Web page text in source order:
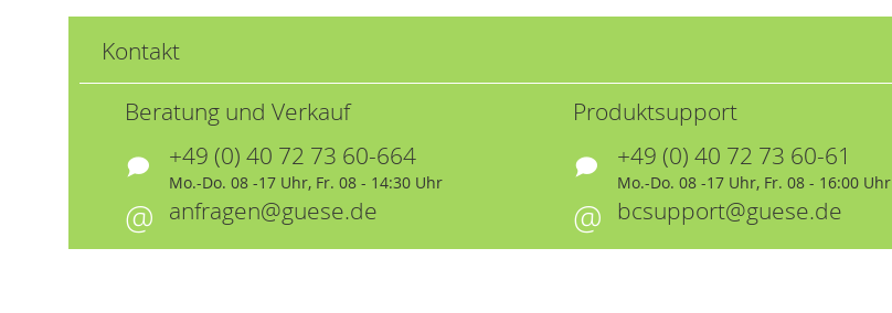
Kontakt
Beratung und Verkauf
+49 (0) 40 72 73 60-664
Mo.-Do. 08 -17 Uhr, Fr. 08 - 14:30 Uhr
anfragen@guese.de
Produktsupport
+49 (0) 40 72 73 60-61
Mo.-Do. 08 -17 Uhr, Fr. 08 - 16:00 Uhr
bcsupport@guese.de